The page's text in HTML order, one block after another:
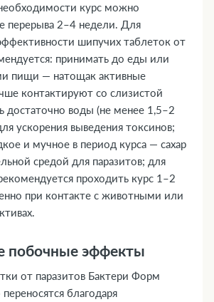
курс можно
перерыва 2–4 недели. Для
шипучих таблеток от
принимать до еды или
пищи — натощак активные
контактируют со слизистой
достаточно воды (не менее 1,5–2
ускорения выведения токсинов;
и мучное в период курса — сахар
средой для паразитов; для
проходить курс 1–2
при контакте с животными или
побочные эффекты
от паразитов Бактери Форм
благодаря